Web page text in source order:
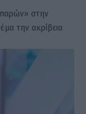
στην
την ακρίβεια